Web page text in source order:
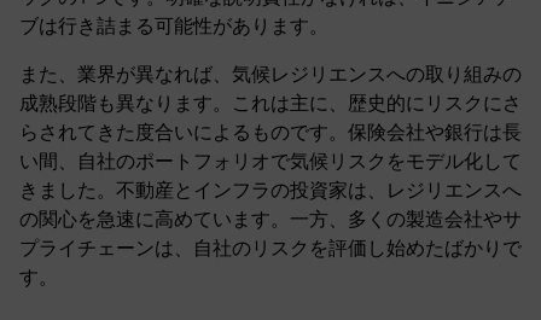
ブは行き詰まる可能性があります。
また、業界が異なれば、気候レジリエンスへの取り組みの
成熟段階も異なります。これは主に、歴史的にリスクにさ
らされてきた度合いによるものです。保険会社や銀行は長
い間、自社のポートフォリオで気候リスクをモデル化して
きました。不動産とインフラの投資家は、レジリエンスへ
の関心を急速に高めています。一方、多くの製造会社やサ
プライチェーンは、自社のリスクを評価し始めたばかりで
す。